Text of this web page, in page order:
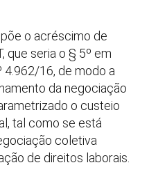
o acréscimo de
que seria o § 5º em
4.962/16, de modo a
da negociação
o custeio
tal como se está
coletiva
de direitos laborais.